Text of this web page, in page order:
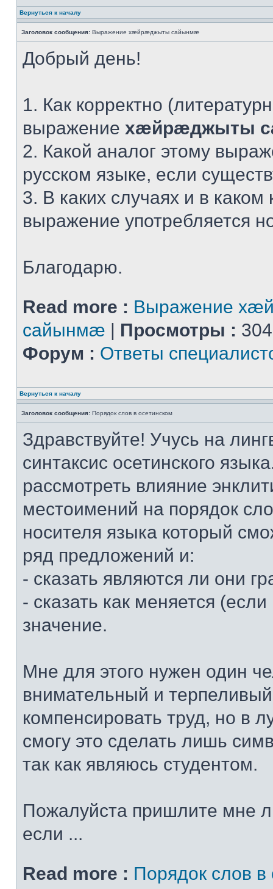
Вернуться к началу
Заголовок сообщения: Выражение хæйрæджыты сайынмæ
Добрый день!
1. Как корректно
выражение хæйрæджыты
2. Какой аналог этому
русском языке, если
3. В каких случаях и в каком
выражение употребляется
Благодарю.
Read more : Выражение
сайынмæ | Просмотры :
Форум : Ответы
Вернуться к началу
Заголовок сообщения: Порядок слов в осетинском
Здравствуйте! Учусь на
синтаксис осетинского
рассмотреть влияние
местоимений на порядок
носителя языка который
ряд предложений и:
- сказать являются ли они
- сказать как меняется
значение.
Мне для этого нужен один
внимательный и
компенсировать труд, но в
смогу это сделать лишь
так как являюсь студентом.
Пожалуйста пришлите мне
если ...
Read more : Порядок слов в